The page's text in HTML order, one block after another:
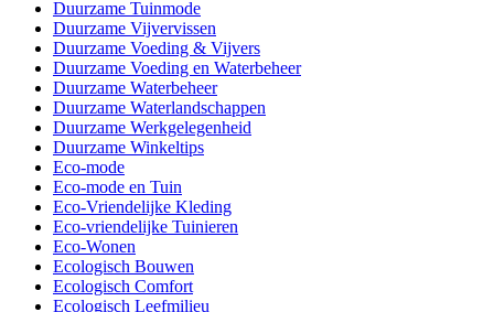
Duurzame Tuinmode
Duurzame Vijvervissen
Duurzame Voeding & Vijvers
Duurzame Voeding en Waterbeheer
Duurzame Waterbeheer
Duurzame Waterlandschappen
Duurzame Werkgelegenheid
Duurzame Winkeltips
Eco-mode
Eco-mode en Tuin
Eco-Vriendelijke Kleding
Eco-vriendelijke Tuinieren
Eco-Wonen
Ecologisch Bouwen
Ecologisch Comfort
Ecologisch Leefmilieu